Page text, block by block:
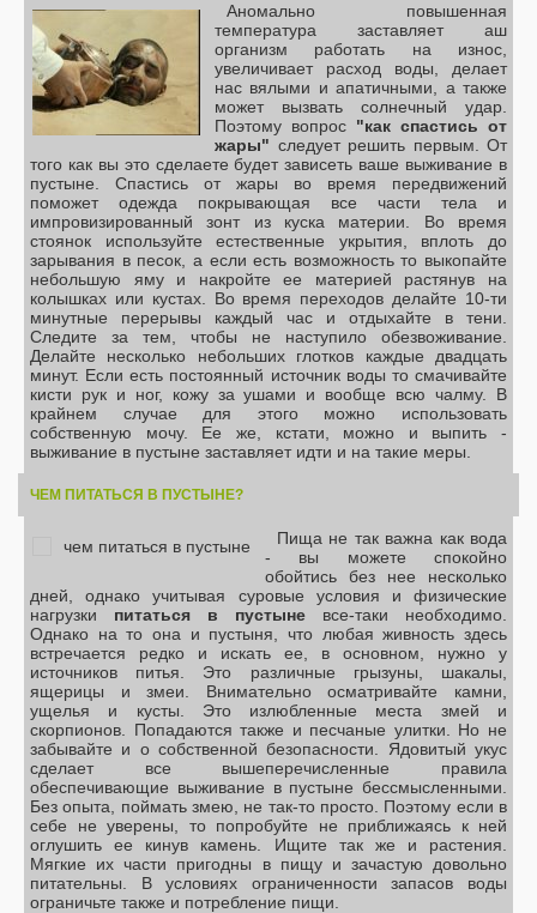
Аномально повышенная
температура заставляет аш
организм работать на износ,
увеличивает расход воды, делает
нас вялыми и апатичными, а также
может вызвать солнечный удар.
Поэтому вопрос "как спастись от
жары" следует решить первым. От
того как вы это сделаете будет зависеть ваше выживание в
пустыне. Спастись от жары во время передвижений
поможет одежда покрывающая все части тела и
импровизированный зонт из куска материи. Во время
стоянок используйте естественные укрытия, вплоть до
зарывания в песок, а если есть возможность то выкопайте
небольшую яму и накройте ее материей растянув на
колышках или кустах. Во время переходов делайте 10-ти
минутные перерывы каждый час и отдыхайте в тени.
Следите за тем, чтобы не наступило обезвоживание.
Делайте несколько небольших глотков каждые двадцать
минут. Если есть постоянный источник воды то смачивайте
кисти рук и ног, кожу за ушами и вообще всю чалму. В
крайнем случае для этого можно использовать
собственную мочу. Ее же, кстати, можно и выпить -
выживание в пустыне заставляет идти и на такие меры.
ЧЕМ ПИТАТЬСЯ В ПУСТЫНЕ?
Пища не так важна как вода
- вы можете спокойно
обойтись без нее несколько
дней, однако учитывая суровые условия и физические
нагрузки питаться в пустыне все-таки необходимо.
Однако на то она и пустыня, что любая живность здесь
встречается редко и искать ее, в основном, нужно у
источников питья. Это различные грызуны, шакалы,
ящерицы и змеи. Внимательно осматривайте камни,
ущелья и кусты. Это излюбленные места змей и
скорпионов. Попадаются также и песчаные улитки. Но не
забывайте и о собственной безопасности. Ядовитый укус
сделает все вышеперечисленные правила
обеспечивающие выживание в пустыне бессмысленными.
Без опыта, поймать змею, не так-то просто. Поэтому если в
себе не уверены, то попробуйте не приближаясь к ней
оглушить ее кинув камень. Ищите так же и растения.
Мягкие их части пригодны в пищу и зачастую довольно
питательны. В условиях ограниченности запасов воды
ограничьте также и потребление пищи.